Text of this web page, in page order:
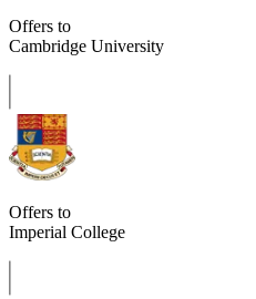
Offers to
Cambridge University
Offers to
Imperial College